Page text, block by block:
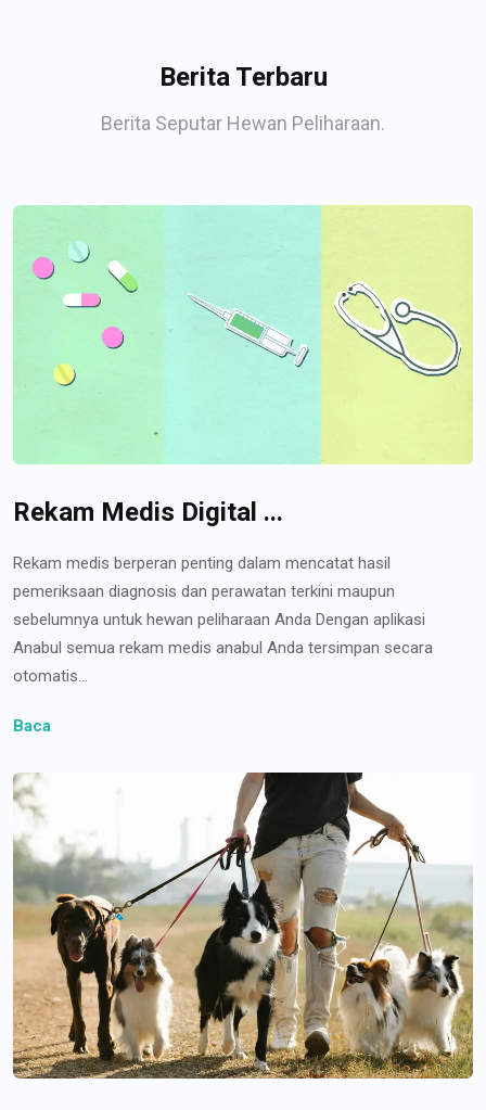
Berita Terbaru
Berita Seputar Hewan Peliharaan.
Rekam Medis Digital ...
Rekam medis berperan penting dalam mencatat hasil
pemeriksaan diagnosis dan perawatan terkini maupun
sebelumnya untuk hewan peliharaan Anda Dengan aplikasi
Anabul semua rekam medis anabul Anda tersimpan secara
otomatis...
Baca